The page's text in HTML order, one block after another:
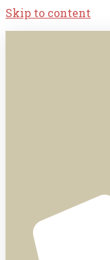
Skip to content